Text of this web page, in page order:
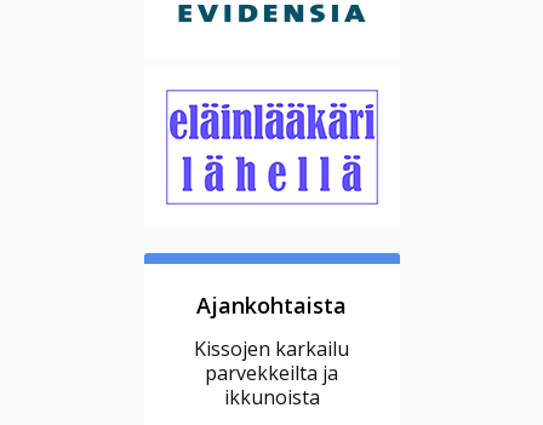
Ajankohtaista
Kissojen karkailu
parvekkeilta ja
ikkunoista